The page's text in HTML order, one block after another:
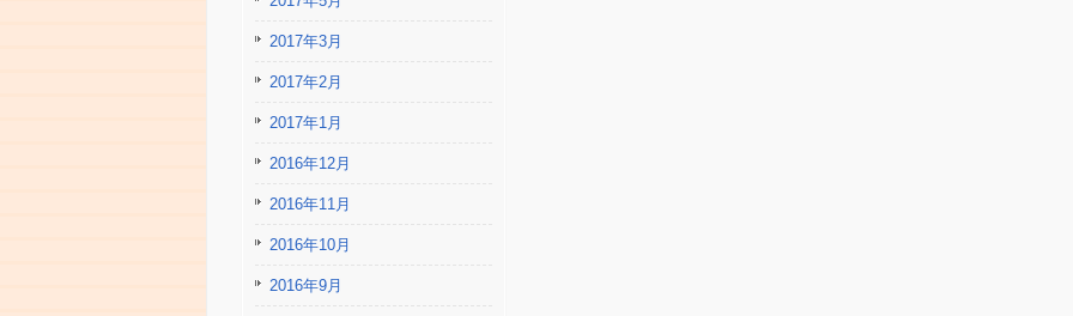
2017年3月
2017年2月
2017年1月
2016年12月
2016年11月
2016年10月
2016年9月